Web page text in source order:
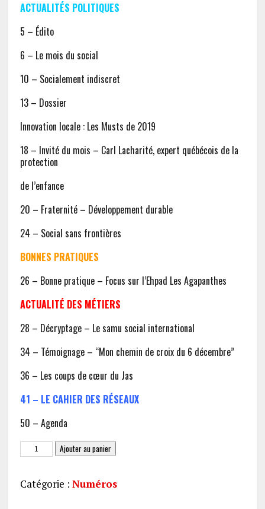
ACTUALITÉS POLITIQUES
5 – Édito
6 – Le mois du social
10 – Socialement indiscret
13 – Dossier
Innovation locale : Les Musts de 2019
18 – Invité du mois – Carl Lacharité, expert québécois de la
protection
de l’enfance
20 – Fraternité – Développement durable
24 – Social sans frontières
BONNES PRATIQUES
26 – Bonne pratique – Focus sur l’Ehpad Les Agapanthes
ACTUALITÉ DES MÉTIERS
28 – Décryptage – Le samu social international
34 – Témoignage – “Mon chemin de croix du 6 décembre”
36 – Les coups de cœur du Jas
41 – LE CAHIER DES RÉSEAUX
50 – Agenda
quantité
de
242
Ajouter au panier
Catégorie : Numéros